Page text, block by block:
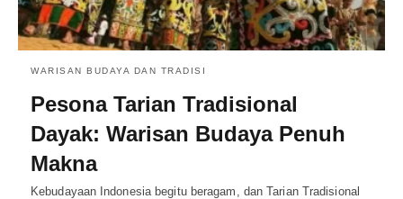
WARISAN BUDAYA DAN TRADISI
Pesona Tarian Tradisional
Dayak: Warisan Budaya Penuh
Makna
Kebudayaan Indonesia begitu beragam, dan Tarian Tradisional